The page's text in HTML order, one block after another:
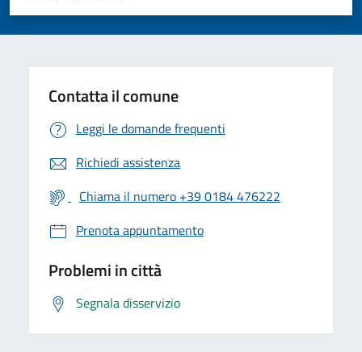
Valuta 5 stelle su 5
Valuta 4 stelle su 5
Valuta 3 stelle su 5
Valuta 2 stelle su 5
Valuta 1 stelle su 5
Contatta il comune
Leggi le domande frequenti
Richiedi assistenza
Chiama il numero +39 0184 476222
Prenota appuntamento
Problemi in città
Segnala disservizio